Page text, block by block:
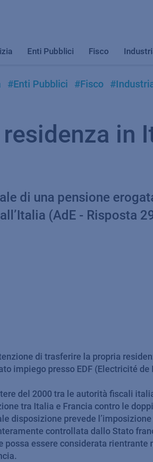
Enti Pubblici Fisco
#Enti Pubblici #Fisco
in
di una pensione
(AdE - Risposta
di trasferire la propria
impiego presso EDF (Electricité
del 2000 tra le autorità fiscali
tra Italia e Francia contro le
disposizione prevede
controllata dallo Stato
essere considerata rientrante